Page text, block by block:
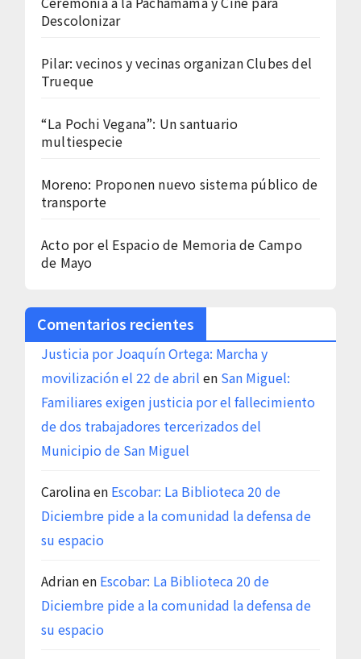
Descolonizar
Pilar: vecinos y vecinas organizan Clubes del
Trueque
“La Pochi Vegana”: Un santuario
multiespecie
Moreno: Proponen nuevo sistema público de
transporte
Acto por el Espacio de Memoria de Campo
de Mayo
Comentarios recientes
Justicia por Joaquín Ortega: Marcha y
movilización el 22 de abril en San Miguel:
Familiares exigen justicia por el fallecimiento
de dos trabajadores tercerizados del
Municipio de San Miguel
Carolinaen Escobar: La Biblioteca 20 de
Diciembre pide a la comunidad la defensa de
su espacio
Adrianen Escobar: La Biblioteca 20 de
Diciembre pide a la comunidad la defensa de
su espacio